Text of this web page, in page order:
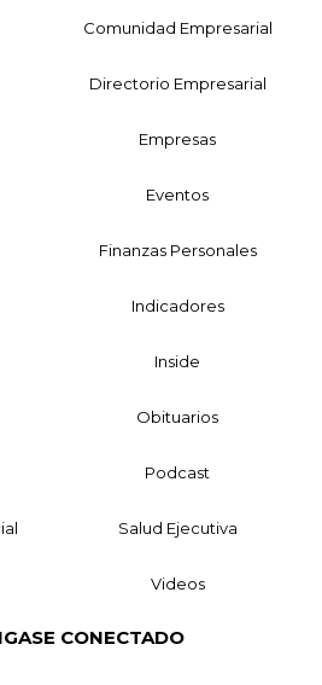
Comunidad Empresarial
Directorio Empresarial
Empresas
Eventos
Finanzas Personales
Indicadores
Inside
Obituarios
Podcast
Salud Ejecutiva
Videos
CONECTADO